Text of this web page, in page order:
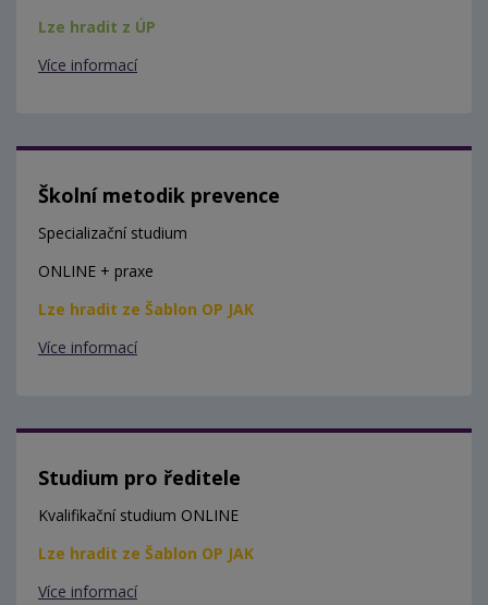
Lze hradit z ÚP
Více informací
Školní metodik prevence
Specializační studium
ONLINE + praxe
Lze hradit ze Šablon OP JAK
Více informací
Studium pro ředitele
Kvalifikační studium ONLINE
Lze hradit ze Šablon OP JAK
Více informací